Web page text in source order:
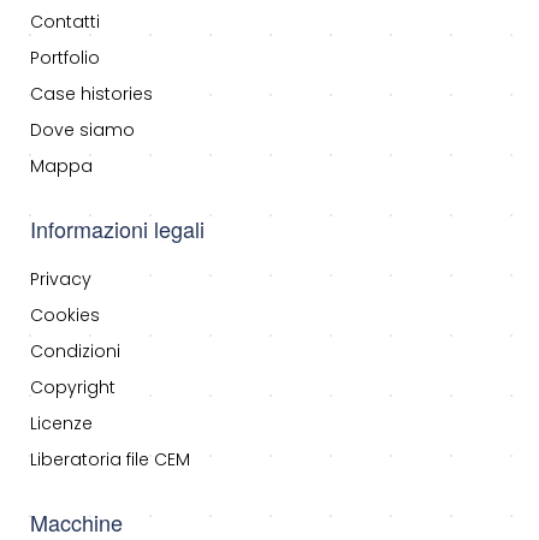
Contatti
Portfolio
Case histories
Dove siamo
Mappa
Informazioni legali
Privacy
Cookies
Condizioni
Copyright
Licenze
Liberatoria file CEM
Macchine